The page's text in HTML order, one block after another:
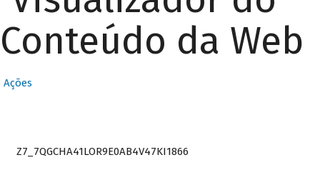
Conteúdo da Web
Ações
Z7_7QGCHA41LOR9E0AB4V47KI1866